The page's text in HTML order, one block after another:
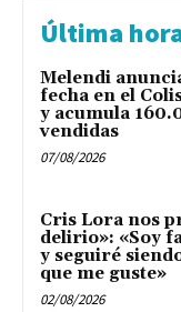
Última
Melendi
fecha en el
y acumula
vendidas
07/08/2026
Cris Lora nos
delirio»: «Soy
y seguiré
que me guste»
02/08/2026